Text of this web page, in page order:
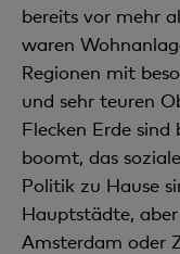
bereits vor mehr
waren
Regionen mit
und sehr teuren
Flecken Erde
boomt, das
Politik zu Hause
Hauptstädte,
Amsterdam oder